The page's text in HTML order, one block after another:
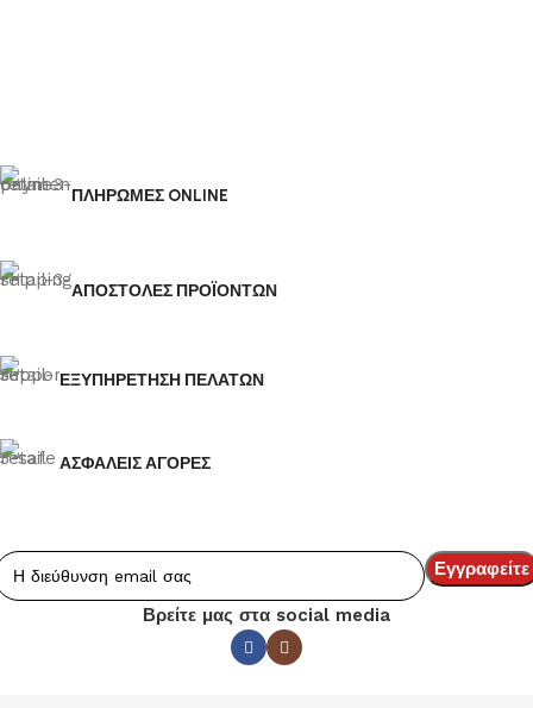
ΠΛΗΡΩΜΕΣ ONLINE
ΑΠΟΣΤΟΛΕΣ ΠΡΟΪΟΝΤΩΝ
ΕΞΥΠΗΡΕΤΗΣΗ ΠΕΛΑΤΩΝ
ΑΣΦΑΛΕΙΣ ΑΓΟΡΕΣ
Βρείτε μας στα social media